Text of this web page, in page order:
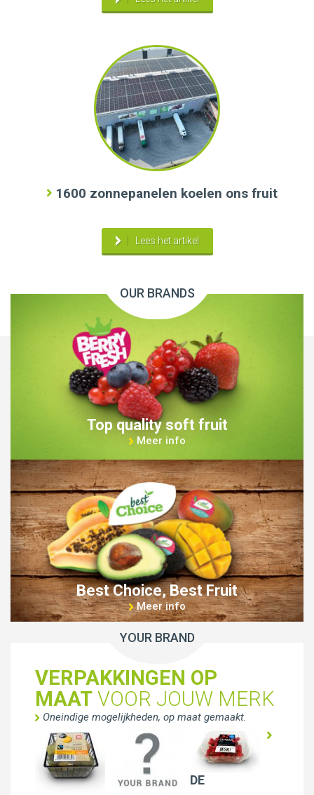
1600 zonnepanelen koelen ons fruit
Lees het artikel
OUR BRANDS
Top quality soft fruit
Meer info
Best Choice, Best Fruit
Meer info
YOUR BRAND
VERPAKKINGEN OP
MAAT VOOR JOUW MERK
Oneindige mogelijkheden, op maat gemaakt.
DE